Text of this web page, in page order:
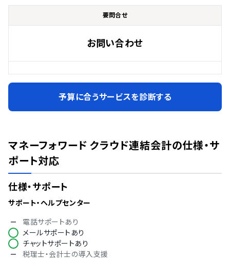
要問合せ
お問い合わせ
予算に合うサービスを診断する
マネーフォワード クラウド連結会計の仕様・サ
ポート対応
仕様・サポート
サポート・ヘルプセンター
電話サポートあり
メールサポートあり
チャットサポートあり
税理士・会計士の導入支援